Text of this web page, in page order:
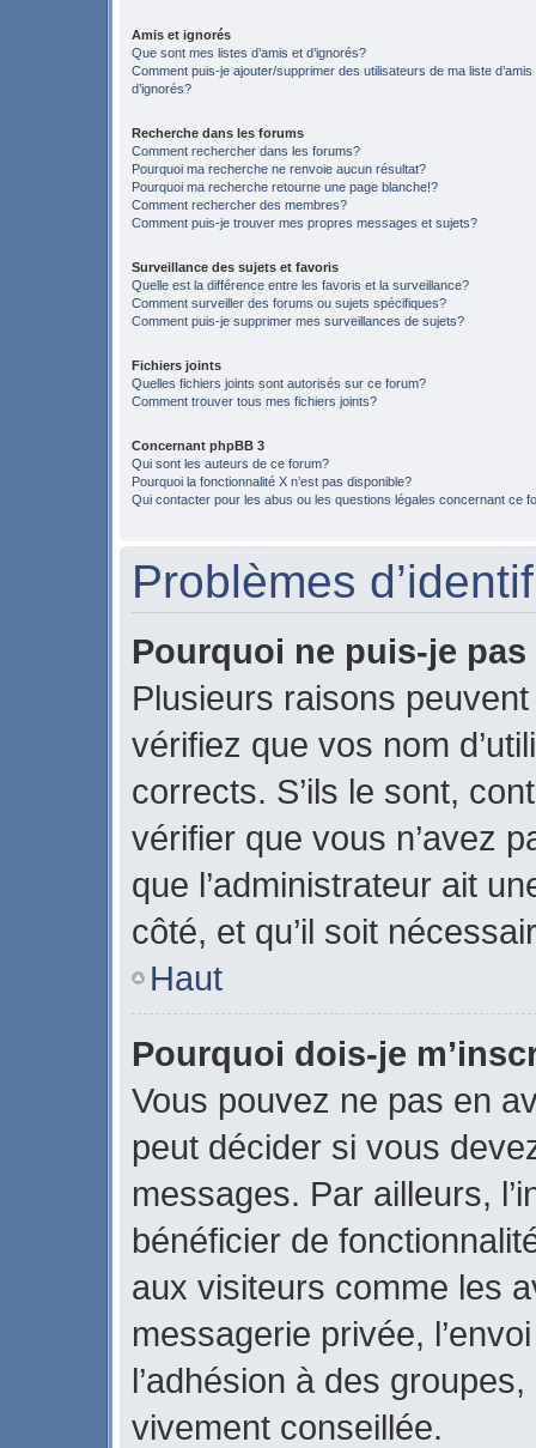
Amis et ignorés
Que sont mes listes d’amis et d’ignorés?
Comment puis-je ajouter/supprimer des utilisateurs de ma liste d’amis
d’ignorés?
Recherche dans les forums
Comment rechercher dans les forums?
Pourquoi ma recherche ne renvoie aucun résultat?
Pourquoi ma recherche retourne une page blanche!?
Comment rechercher des membres?
Comment puis-je trouver mes propres messages et sujets?
Surveillance des sujets et favoris
Quelle est la différence entre les favoris et la surveillance?
Comment surveiller des forums ou sujets spécifiques?
Comment puis-je supprimer mes surveillances de sujets?
Fichiers joints
Quelles fichiers joints sont autorisés sur ce forum?
Comment trouver tous mes fichiers joints?
Concernant phpBB 3
Qui sont les auteurs de ce forum?
Pourquoi la fonctionnalité X n’est pas disponible?
Qui contacter pour les abus ou les questions légales concernant ce
Problèmes
Pourquoi ne puis-je
Plusieurs raisons
vérifiez que vos nom
corrects. S’ils le sont,
vérifier que vous n’avez
que l’administrateur ait
côté, et qu’il soit
Haut
Pourquoi dois-je
Vous pouvez ne pas en
peut décider si vous
messages. Par ailleurs,
bénéficier de
aux visiteurs comme les
messagerie privée,
l’adhésion à des
vivement conseillée.